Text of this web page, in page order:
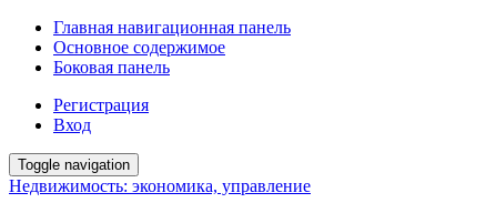
Главная навигационная панель
Основное содержимое
Боковая панель
Регистрация
Вход
Toggle navigation
Недвижимость: экономика, управление